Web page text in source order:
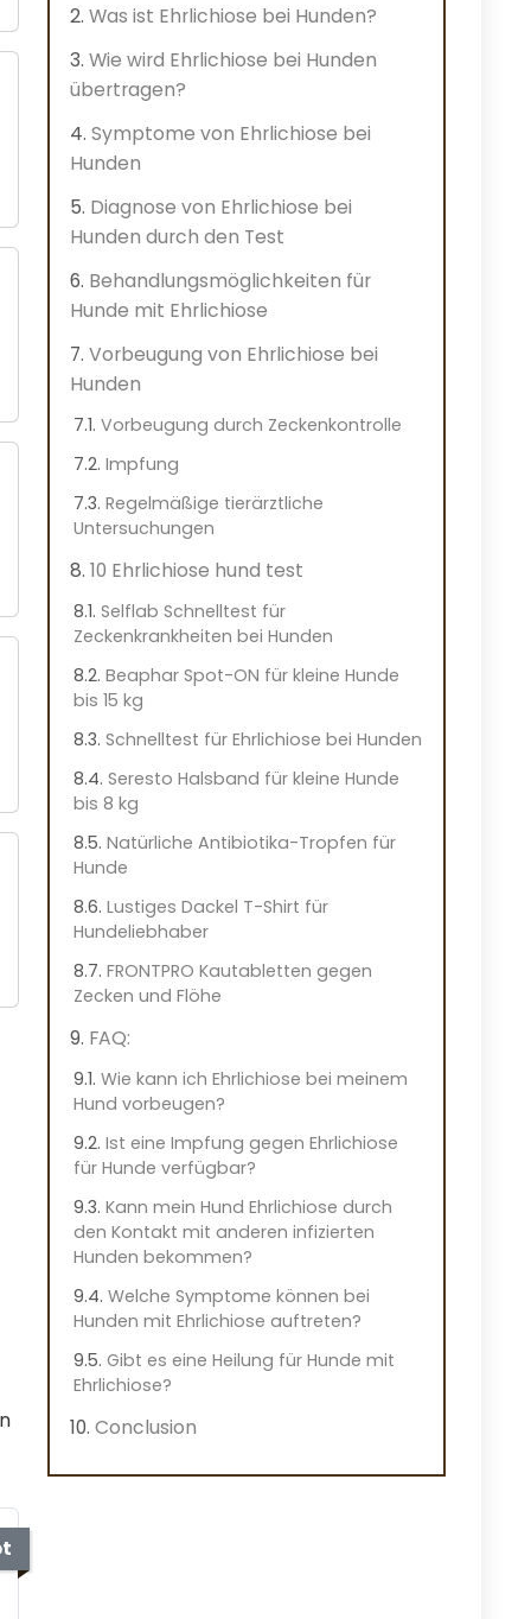
Was ist Ehrlichiose bei Hunden?
Wie wird Ehrlichiose bei Hunden
übertragen?
Symptome von Ehrlichiose bei
Hunden
Diagnose von Ehrlichiose bei
Hunden durch den Test
Behandlungsmöglichkeiten für
Hunde mit Ehrlichiose
Vorbeugung von Ehrlichiose bei
Hunden
Vorbeugung durch Zeckenkontrolle
Impfung
Regelmäßige tierärztliche
Untersuchungen
10 Ehrlichiose hund test
Selflab Schnelltest für
Zeckenkrankheiten bei Hunden
Beaphar Spot-ON für kleine Hunde
bis 15 kg
Schnelltest für Ehrlichiose bei Hunden
Seresto Halsband für kleine Hunde
bis 8 kg
Natürliche Antibiotika-Tropfen für
Hunde
Lustiges Dackel T-Shirt für
Hundeliebhaber
FRONTPRO Kautabletten gegen
Zecken und Flöhe
FAQ:
Wie kann ich Ehrlichiose bei meinem
Hund vorbeugen?
Ist eine Impfung gegen Ehrlichiose
für Hunde verfügbar?
Kann mein Hund Ehrlichiose durch
den Kontakt mit anderen infizierten
Hunden bekommen?
Welche Symptome können bei
Hunden mit Ehrlichiose auftreten?
Gibt es eine Heilung für Hunde mit
Ehrlichiose?
Conclusion